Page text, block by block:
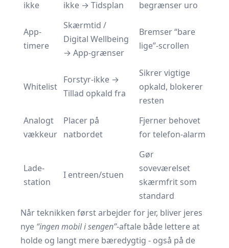
ikke
ikke → Tidsplan
begrænser uro
App-
timere
Skærmtid /
Digital Wellbeing
→ App-grænser
Bremser “bare
lige”-scrollen
Whitelist
Forstyr-ikke →
Tillad opkald fra
Sikrer vigtige
opkald, blokerer
resten
Analogt
vækkeur
Placer på
natbordet
Fjerner behovet
for telefon-alarm
Lade-
station
I entreen/stuen
Gør
soveværelset
skærmfrit som
standard
Når teknikken først arbejder for jer, bliver jeres
nye “ingen mobil i sengen”-aftale både lettere at
holde og langt mere bæredygtig - også på de